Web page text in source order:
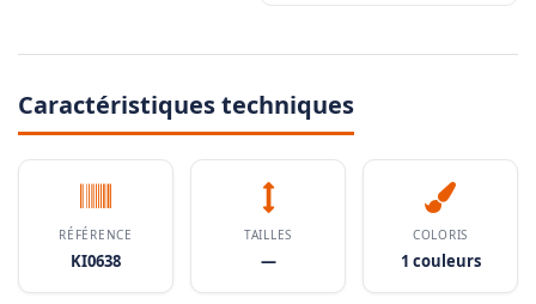
Caractéristiques techniques
RÉFÉRENCE
KI0638
TAILLES
—
COLORIS
1 couleurs